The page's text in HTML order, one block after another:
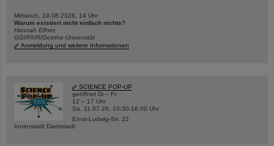
Mittwoch, 19.08.2026, 14 Uhr
Warum existiert nicht einfach nichts?
Hannah Elfner,
GSI/FAIR/Goethe-Universität
Anmeldung und weitere Informationen
SCIENCE POP-UP
geöffnet Di – Fr,
12 – 17 Uhr
Sa, 11.07.26, 10:30-16:00 Uhr
Ernst-Ludwig-Str. 22
Innenstadt Darmstadt